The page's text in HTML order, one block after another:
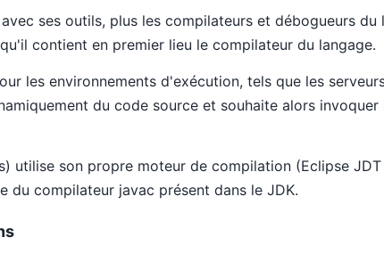
ses outils, plus les compilateurs et débogueurs
contient en premier lieu le compilateur du langage.
les environnements d'exécution, tels que les
du code source et souhaite alors
utilise son propre moteur de compilation (Eclipse
du compilateur javac présent dans le JDK.